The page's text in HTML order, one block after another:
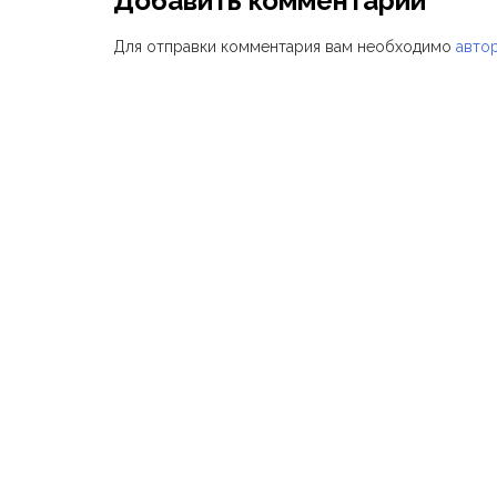
Для отправки комментария вам необходимо